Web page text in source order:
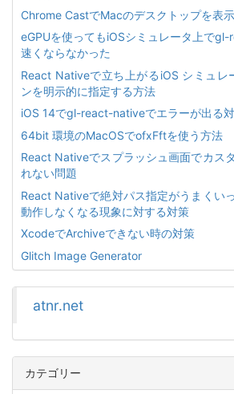
Chrome CastでMacのデスクトップを表
eGPUを使ってもiOSシミュレータ上で
速くならなかった
React Nativeで立ち上がるiOS シミュレ
ンを明示的に指定する方法
iOS 14でgl-react-nativeでエラーが出る
64bit 環境のMacOSでofxFftを使う方法
React Nativeでスプラッシュ画面でカス
れない問題
React Nativeで絶対パス指定がうまくい
動作しなくなる現象に対する対策
XcodeでArchiveできない時の対策
Glitch Image Generator
atnr.net
カテゴリー